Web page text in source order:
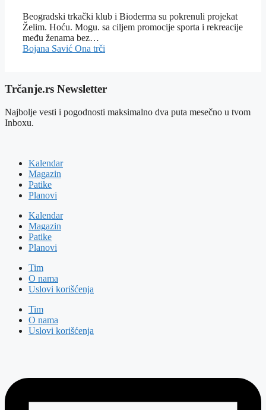
Beogradski trkački klub i Bioderma su pokrenuli projekat
Želim. Hoću. Mogu. sa ciljem promocije sporta i rekreacije
među ženama bez…
Bojana Savić Ona trči
Trčanje.rs Newsletter
Najbolje vesti i pogodnosti maksimalno dva puta mesečno u tvom
Inboxu.
Kalendar
Magazin
Patike
Planovi
Kalendar
Magazin
Patike
Planovi
Tim
O nama
Uslovi korišćenja
Tim
O nama
Uslovi korišćenja